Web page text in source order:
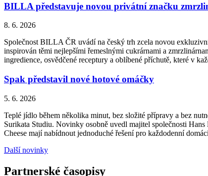
BILLA představuje novou privátní značku
8. 6. 2026
Společnost BILLA ČR uvádí na český trh zcela novou
inspirován těmi nejlepšími řemeslnými cukrárnami a
ingredience, osvědčené receptury a oblíbené příchutě, které v
Spak představil nové hotové omáčky
5. 6. 2026
Teplé jídlo během několika minut, bez složité přípravy a bez
Surikata Studiu. Novinky osobně uvedl majitel společnosti
Cheese mají nabídnout jednoduché řešení pro každodenní
Další novinky
Partnerské časopisy